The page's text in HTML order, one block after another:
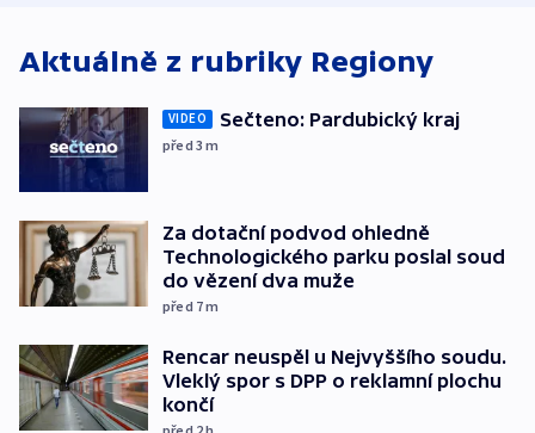
Aktuálně z rubriky Regiony
VIDEO Sečteno: Pardubický kraj
před 3m
Za dotační podvod ohledně
Technologického parku poslal soud
do vězení dva muže
před 7m
Rencar neuspěl u Nejvyššího soudu.
Vleklý spor s DPP o reklamní plochu
končí